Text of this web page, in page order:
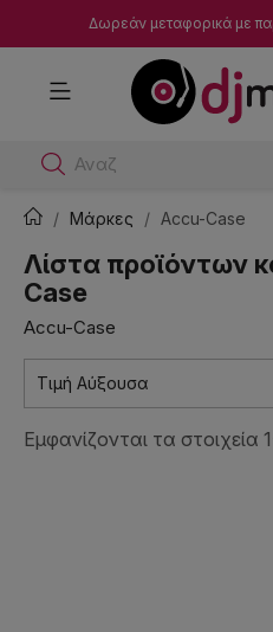
Δωρεάν μεταφορικά με
Αναζήτησε
Μάρκες Accu-Case
Λίστα προϊόντων
Case
Accu-Case
Τιμή Αύξουσα
Εμφανίζονται τα